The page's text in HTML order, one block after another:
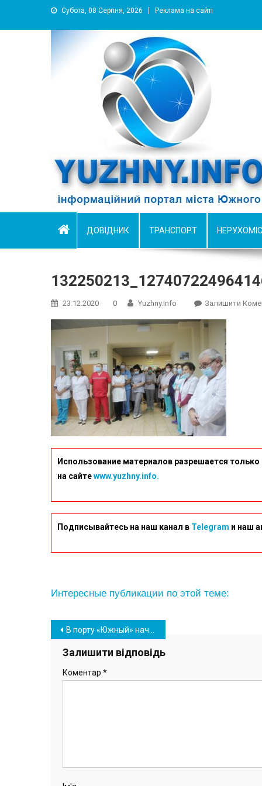
Субота, 08 Серпня, 2026 Реклама на сайті
YUZHNY.INFO
информационный портал города Южный
ДОВІДНИК ТРАНСПОРТ
23.12.2020 0 Yuzhny.info Залишити
Использование материалов разрешается
на сайтеwww.yuzhny.info.
Подписывайтесь на наш канал в Telegram и наш
Интересные публикации по этой теме:
Навігація
записів
В порту «Южный» начались предновогодние встречи с коллективами подразделений
Залишити відповідь
Коментар *